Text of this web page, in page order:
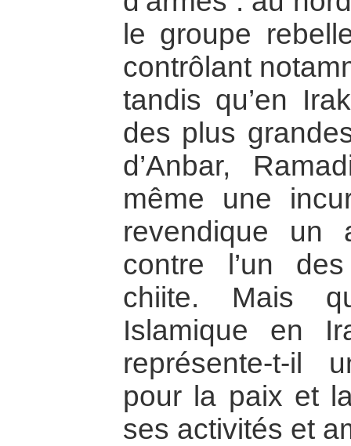
le groupe
contrôlant
tandis qu’en
des plus
d’Anbar,
même une
revendique un
contre l’un
chiite. Mais
Islamique en
représente-t-il
pour la paix et
ses activités et